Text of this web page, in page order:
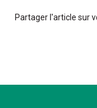
Partager l'article sur